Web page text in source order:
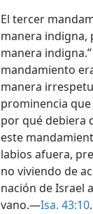
El tercer
manera indigna,
manera indigna.”
mandamiento
manera
prominencia que
por qué debiera
este
labios afuera,
no viviendo de
nación de Israel
vano.—Isa. 43:10.